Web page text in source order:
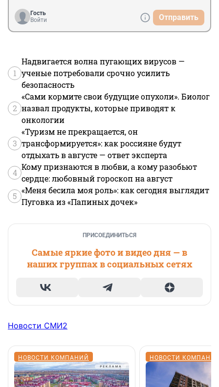
Гость
Войти
Отправить
1
Надвигается волна пугающих вирусов —
ученые потребовали срочно усилить
безопасность
2
«Сами кормите свои будущие опухоли». Биолог
назвал продукты, которые приводят к
онкологии
3
«Туризм не прекращается, он
трансформируется»: как россияне будут
отдыхать в августе — ответ эксперта
4
Кому признаются в любви, а кому разобьют
сердце: любовный гороскоп на август
5
«Меня бесила моя роль»: как сегодня выглядит
Пуговка из «Папиных дочек»
ПРИСОЕДИНИТЬСЯ
Самые яркие фото и видео дня — в
наших группах в социальных сетях
Новости СМИ2
НОВОСТИ КОМПАНИЙ НОВОСТИ